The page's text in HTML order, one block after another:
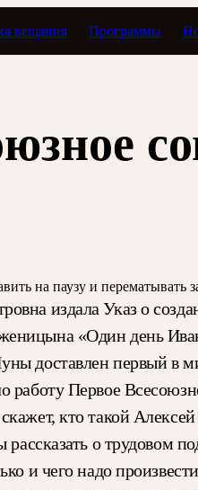
вещания Программы
Былое и даты
на паузу и перематывать
издала Указ о
«Один день
доставлен первый
работу Первое
кто такой
о трудовом
и чего надо